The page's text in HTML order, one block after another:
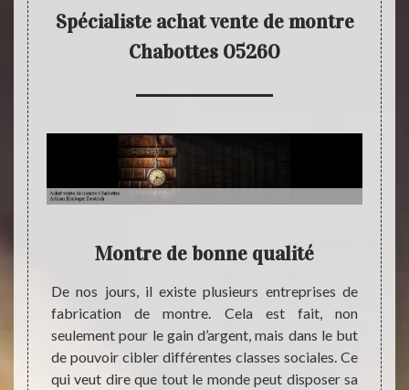
Spécialiste achat vente de montre
Chabottes 05260
Il
Montre de bonne qualité
De nos jours, il existe plusieurs entreprises de
fabrication de montre. Cela est fait, non
seulement pour le gain d’argent, mais dans le but
de pouvoir cibler différentes classes sociales. Ce
qui veut dire que tout le monde peut disposer sa
aux
elle